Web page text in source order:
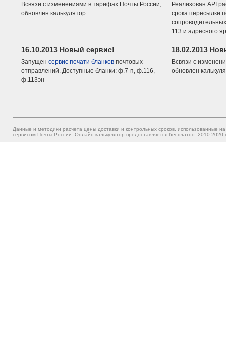
Всвязи с изменениями в тарифах Почты России,
обновлен калькулятор.
Реализован API
срока пересылки
113 и адресного
16.10.2013 Новый сервис!
Запущен сервис печати бланков почтовых
отправлений. Доступные бланки: ф.7-п, ф.116,
ф.113эн
18.02.2013
Всвязи с
обновлен
Данные и методики расчета цены доставки и контрольных сроков, использованные
сервисом Почты России. Онлайн калькулятор предоставляется бесплатно. 2010-2020